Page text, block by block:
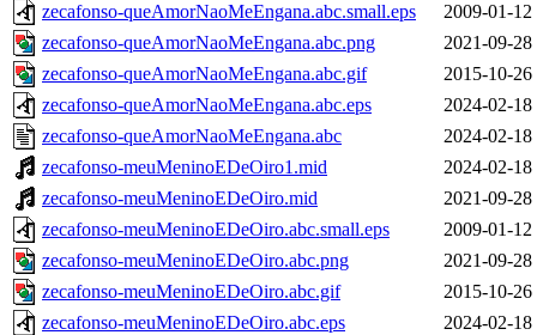
zecafonso-queAmorNaoMeEngana.abc.small.eps
2009-01-12
zecafonso-queAmorNaoMeEngana.abc.png
2021-09-28
zecafonso-queAmorNaoMeEngana.abc.gif
2015-10-26
zecafonso-queAmorNaoMeEngana.abc.eps
2024-02-18
zecafonso-queAmorNaoMeEngana.abc
2024-02-18
zecafonso-meuMeninoEDeOiro1.mid
2024-02-18
zecafonso-meuMeninoEDeOiro.mid
2021-09-28
zecafonso-meuMeninoEDeOiro.abc.small.eps
2009-01-12
zecafonso-meuMeninoEDeOiro.abc.png
2021-09-28
zecafonso-meuMeninoEDeOiro.abc.gif
2015-10-26
zecafonso-meuMeninoEDeOiro.abc.eps
2024-02-18